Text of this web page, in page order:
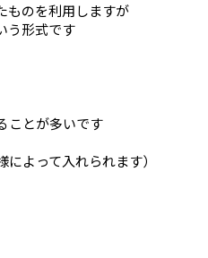
ものを利用しますが
う形式です
ことが多いです
よって入れられます）